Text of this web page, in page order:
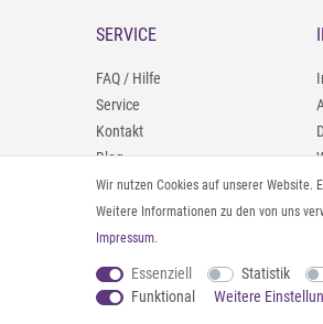
SERVICE
FAQ / Hilfe
Service
Kontakt
Blog
09402/9388966
0160/98693481
Wir nutzen Cookies auf unserer Website.
Weitere Informationen zu den von uns
Impressum.
Essenziell Statistik
Funktional
Weitere